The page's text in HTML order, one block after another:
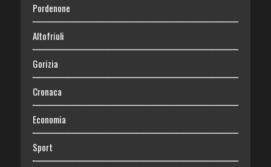
Pordenone
Altofriuli
Gorizia
Cronaca
Economia
Sport